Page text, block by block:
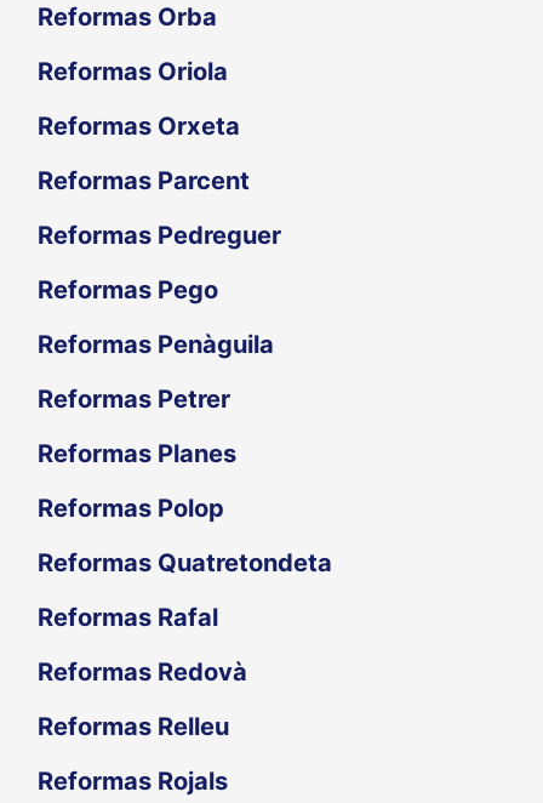
Reformas Orba
Reformas Oriola
Reformas Orxeta
Reformas Parcent
Reformas Pedreguer
Reformas Pego
Reformas Penàguila
Reformas Petrer
Reformas Planes
Reformas Polop
Reformas Quatretondeta
Reformas Rafal
Reformas Redovà
Reformas Relleu
Reformas Rojals